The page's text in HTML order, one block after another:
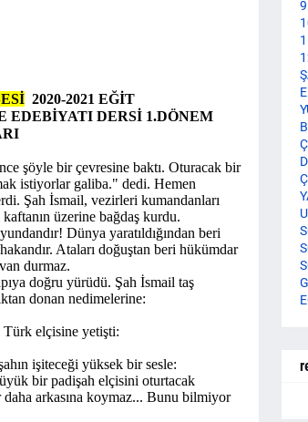
2020-2021 EĞİT
EDEBİYATI DERSİ 1.DÖNEM
şöyle bir çevresine baktı. Oturacak bir
istiyorlar galiba." dedi. Hemen
Şah İsmail, vezirleri kumandanları
üzerine bağdaş kurdu.
Dünya yaratıldığından beri
Ataları doğuştan beri hükümdar
durmaz.
doğru yürüdü. Şah İsmail taş
donan nedimelerine:
Türk elçisine yetişti:
işiteceği yüksek bir sesle:
bir padişah elçisini oturtacak
arkasına koymaz... Bunu bilmiyor